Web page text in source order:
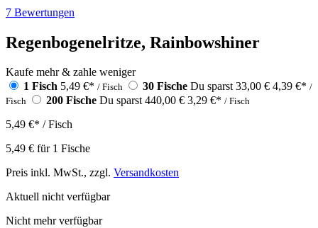
7 Bewertungen
Regenbogenelritze, Rainbowshiner
Kaufe mehr & zahle weniger
1 Fisch 5,49 €* / Fisch 30 Fische Du sparst 33,00 € 4,39 €* /
Fisch
200 Fische Du sparst 440,00 € 3,29 €* / Fisch
5,49 €* / Fisch
5,49 € für 1 Fische
Preis inkl. MwSt., zzgl. Versandkosten
Aktuell nicht verfügbar
Nicht mehr verfügbar